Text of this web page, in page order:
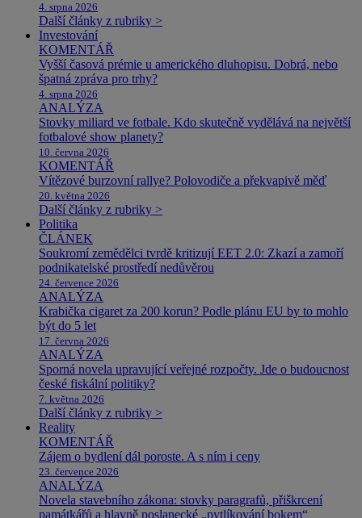
4. srpna 2026
Další články z rubriky >
Investování
KOMENTÁŘ
Vyšší časová prémie u amerického dluhopisu. Dobrá, nebo
špatná zpráva pro trhy?
4. srpna 2026
ANALÝZA
Stovky miliard ve fotbale. Kdo skutečně vydělává na největší
fotbalové show planety?
10. června 2026
KOMENTÁŘ
Vítězové burzovní rallye? Polovodiče a překvapivě měď
20. května 2026
Další články z rubriky >
Politika
ČLÁNEK
Soukromí zemědělci tvrdě kritizují EET 2.0: Zkazí a zamoří
podnikatelské prostředí nedůvěrou
24. července 2026
ANALÝZA
Krabička cigaret za 200 korun? Podle plánu EU by to mohlo
být do 5 let
17. června 2026
ANALÝZA
Sporná novela upravující veřejné rozpočty. Jde o budoucnost
české fiskální politiky?
7. května 2026
Další články z rubriky >
Reality
KOMENTÁŘ
Zájem o bydlení dál poroste. A s ním i ceny
23. července 2026
ANALÝZA
Novela stavebního zákona: stovky paragrafů, přiškrcení
památkářů a hlavně poslanecké „pytlíkování bokem“